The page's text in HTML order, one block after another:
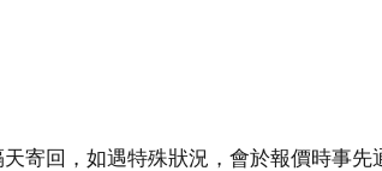
寄回，如遇特殊狀況，會於報價時事先